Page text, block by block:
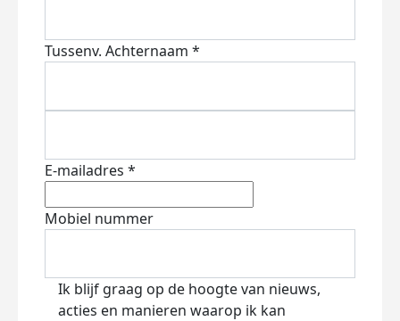
Tussenv. Achternaam *
E-mailadres *
Mobiel nummer
Ik blijf graag op de hoogte van nieuws,
acties en manieren waarop ik kan